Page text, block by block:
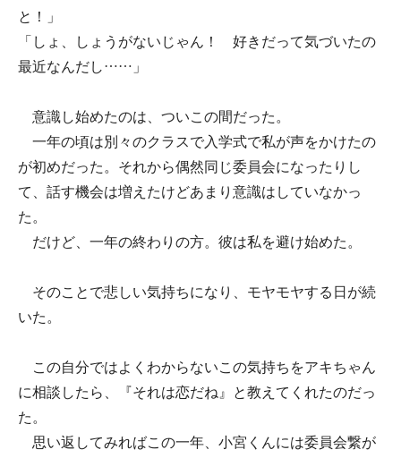
と！」
「しょ、しょうがないじゃん！ 好きだって気づいたの
最近なんだし……」
意識し始めたのは、ついこの間だった。
一年の頃は別々のクラスで入学式で私が声をかけたの
が初めだった。それから偶然同じ委員会になったりし
て、話す機会は増えたけどあまり意識はしていなかっ
た。
だけど、一年の終わりの方。彼は私を避け始めた。
そのことで悲しい気持ちになり、モヤモヤする日が続
いた。
この自分ではよくわからないこの気持ちをアキちゃん
に相談したら、『それは恋だね』と教えてくれたのだっ
た。
思い返してみればこの一年、小宮くんには委員会繋が